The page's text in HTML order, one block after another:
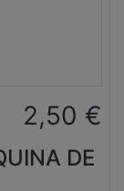
2,50 €
DE